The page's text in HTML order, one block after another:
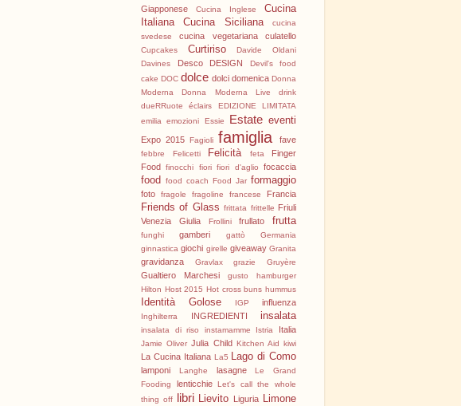
Giapponese
Cucina Inglese
Cucina
Italiana
Cucina Siciliana
cucina
svedese
cucina vegetariana culatello
Cupcakes Curtiriso
Davide Oldani
Davines
Desco DESIGN
Devil's food
cake DOC dolce dolci domenica Donna
Moderna
Donna Moderna Live
drink
dueRRuote
éclairs
EDIZIONE LIMITATA
emilia emozioni Essie Estate eventi
Expo 2015 Fagioli famiglia fave
febbre Felicetti Felicità feta
Finger
Food
finocchi fiori fiori d'aglio focaccia
food food coach Food Jar formaggio
foto fragole fragoline francese Francia
Friends of Glass frittata frittelle
Friuli
Venezia Giulia
Frollini frullato frutta
funghi gamberi gattò
Germania
ginnastica giochi girelle giveaway Granita
gravidanza Gravlax grazie Gruyère
Gualtiero Marchesi gusto
hamburger
Hilton Host 2015 Hot cross buns hummus
Identità Golose IGP influenza
Inghilterra INGREDIENTI insalata
insalata di riso instamamme Istria Italia
Jamie Oliver Julia Child Kitchen Aid kiwi
La Cucina Italiana La5 Lago di Como
lamponi Langhe lasagne
Le Grand
Fooding
lenticchie
Let's call the whole
thing off libri Lievito Liguria Limone